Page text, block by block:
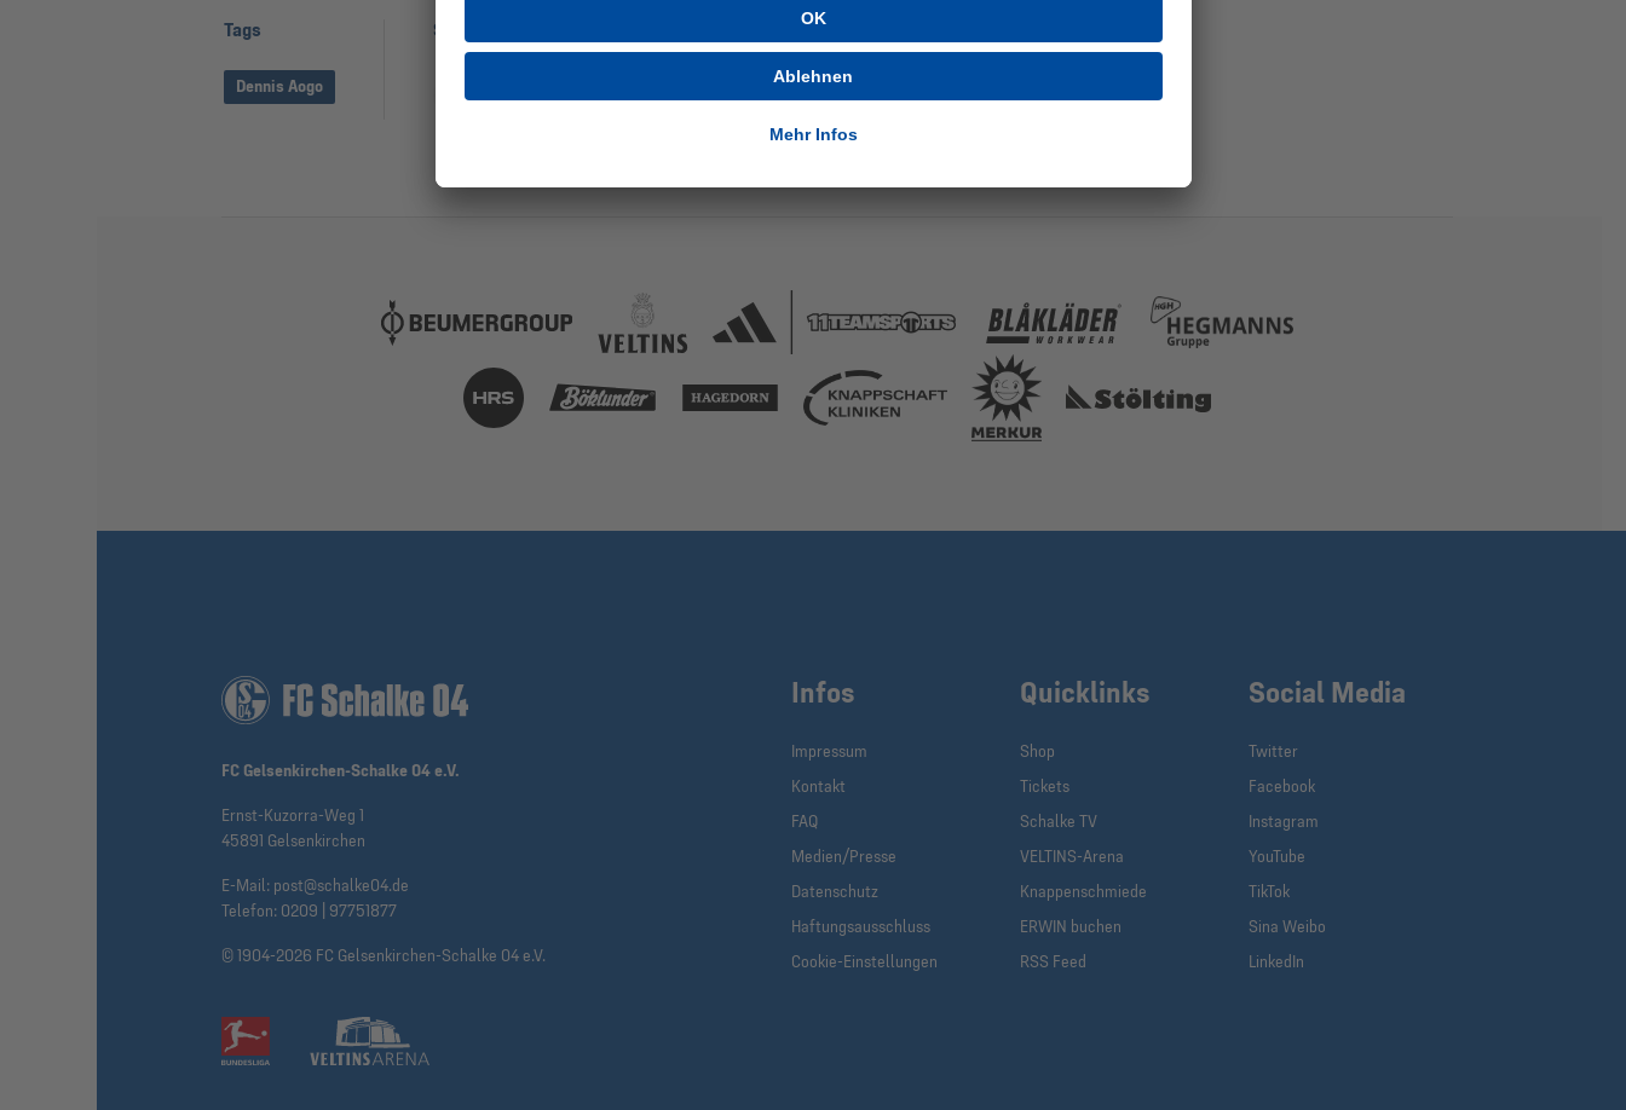
Tags
Dennis Aogo
Seite teilen
FC Gelsenkirchen-Schalke 04 e.V.
Ernst-Kuzorra-Weg 1
45891 Gelsenkirchen
E-Mail: post@schalke04.de
Telefon: 0209 | 97751877
© 1904-2026 FC Gelsenkirchen-Schalke 04 e.V.
Infos
Impressum
Kontakt
FAQ
Medien/Presse
Datenschutz
Haftungsausschluss
Cookie-Einstellungen
Quicklinks
Shop
Tickets
Schalke TV
VELTINS-Arena
Knappenschmiede
ERWIN buchen
RSS Feed
Social Media
Twitter
Facebook
Instagram
YouTube
TikTok
Sina Weibo
LinkedIn